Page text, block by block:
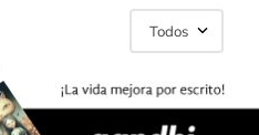
Todos